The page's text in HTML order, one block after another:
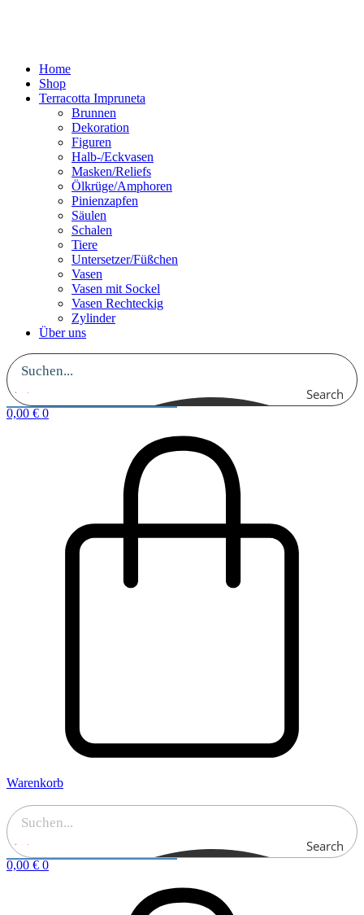
Home
Shop
Terracotta Impruneta
Brunnen
Dekoration
Figuren
Halb-/Eckvasen
Masken/Reliefs
Ölkrüge/Amphoren
Pinienzapfen
Säulen
Schalen
Tiere
Untersetzer/Füßchen
Vasen
Vasen mit Sockel
Vasen Rechteckig
Zylinder
Über uns
Search
0,00 € 0
Warenkorb
Search
0,00 € 0